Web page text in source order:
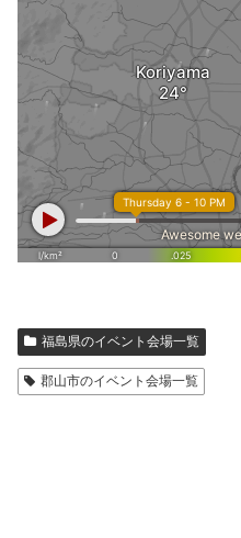
福島県のイベント会場一覧
郡山市のイベント会場一覧